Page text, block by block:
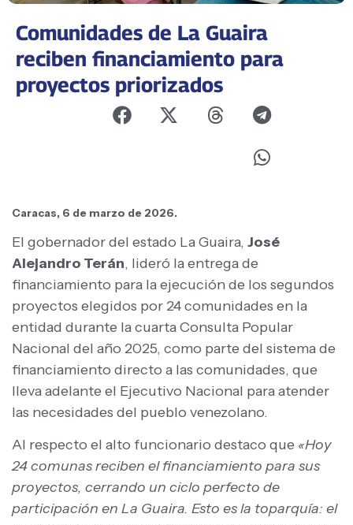
Comunidades de La Guaira
reciben financiamiento para
proyectos priorizados
Caracas, 6 de marzo de 2026.
El gobernador del estado La Guaira, José
Alejandro Terán, lideró la entrega de
financiamiento para la ejecución de los segundos
proyectos elegidos por 24 comunidades en la
entidad durante la cuarta Consulta Popular
Nacional del año 2025, como parte del sistema de
financiamiento directo a las comunidades, que
lleva adelante el Ejecutivo Nacional para atender
las necesidades del pueblo venezolano.
Al respecto el alto funcionario destaco que «Hoy
24 comunas reciben el financiamiento para sus
proyectos, cerrando un ciclo perfecto de
participación en La Guaira. Esto es la toparquía: el